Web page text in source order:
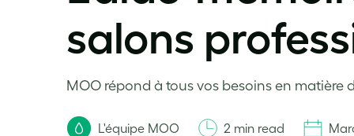
salons
MOO répond à tous vos besoins en matière
L'équipe MOO 2 min read